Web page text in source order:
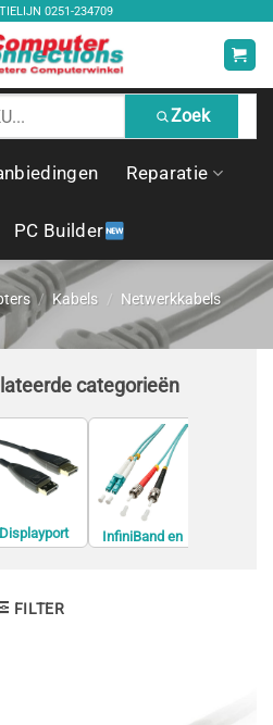
0251-234709
Zoek
Reparatie
PC Builder
/ Kabels / Netwerkkabels
categorieën
Displayport
kabels
InfiniBand en
Glasvezelkabel
FILTER